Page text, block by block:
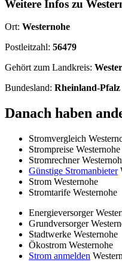
Weitere Infos zu
Ort: Westernohe
Postleitzahl: 56479
Gehört zum Landkreis:
Bundesland: Rheinland-Pfalz
Danach haben
Stromvergleich
Strompreise Westernohe
Stromrechner
Günstige Stromanbieter
Strom Westernohe
Stromtarife Westernohe
Energieversorger
Grundversorger
Stadtwerke Westernohe
Ökostrom Westernohe
Strom anmelden